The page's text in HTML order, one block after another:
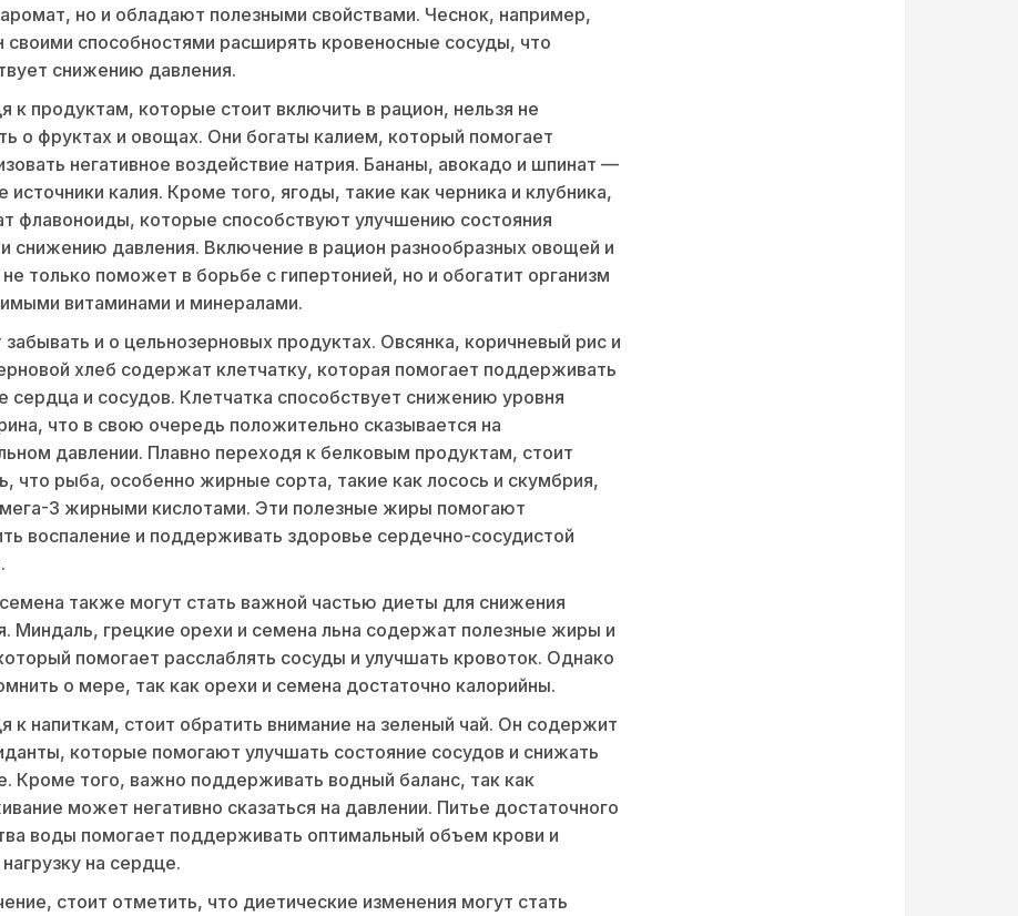
но и обладают полезными свойствами. Чеснок, например,
своими способностями расширять кровеносные сосуды, что
снижению давления.
к продуктам, которые стоит включить в рацион, нельзя не
о фруктах и овощах. Они богаты калием, который помогает
негативное воздействие натрия. Бананы, авокадо и шпинат —
источники калия. Кроме того, ягоды, такие как черника и клубника,
флавоноиды, которые способствуют улучшению состояния
снижению давления. Включение в рацион разнообразных овощей и
только поможет в борьбе с гипертонией, но и обогатит организм
витаминами и минералами.
забывать и о цельнозерновых продуктах. Овсянка, коричневый рис и
хлеб содержат клетчатку, которая помогает поддерживать
сердца и сосудов. Клетчатка способствует снижению уровня
что в свою очередь положительно сказывается на
давлении. Плавно переходя к белковым продуктам, стоит
что рыба, особенно жирные сорта, такие как лосось и скумбрия,
3 жирными кислотами. Эти полезные жиры помогают
воспаление и поддерживать здоровье сердечно-сосудистой
также могут стать важной частью диеты для снижения
Миндаль, грецкие орехи и семена льна содержат полезные жиры и
помогает расслаблять сосуды и улучшать кровоток. Однако
о мере, так как орехи и семена достаточно калорийны.
к напиткам, стоит обратить внимание на зеленый чай. Он содержит
которые помогают улучшать состояние сосудов и снижать
Кроме того, важно поддерживать водный баланс, так как
может негативно сказаться на давлении. Питье достаточного
воды помогает поддерживать оптимальный объем крови и
на сердце.
стоит отметить, что диетические изменения могут стать